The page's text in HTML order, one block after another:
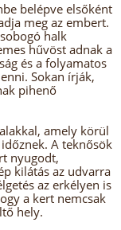
belépve elsőként
meg az embert.
halk
hűvöst adnak a
és a folyamatos
Sokan írják,
pihenő
amely körül
A teknősök
nyugodt,
kilátás az udvarra
az erkélyen is
a kert nemcsak
hely.